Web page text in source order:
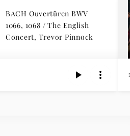
BACH Ouvertüren BWV
1066, 1068 / The English
Concert, Trevor Pinnock